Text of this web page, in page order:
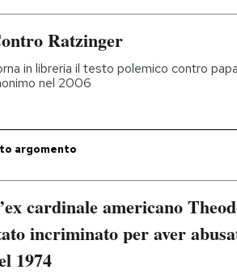
Ratzinger
in libreria il testo polemico contro
nel 2006
argomento
cardinale americano
incriminato per aver
1974